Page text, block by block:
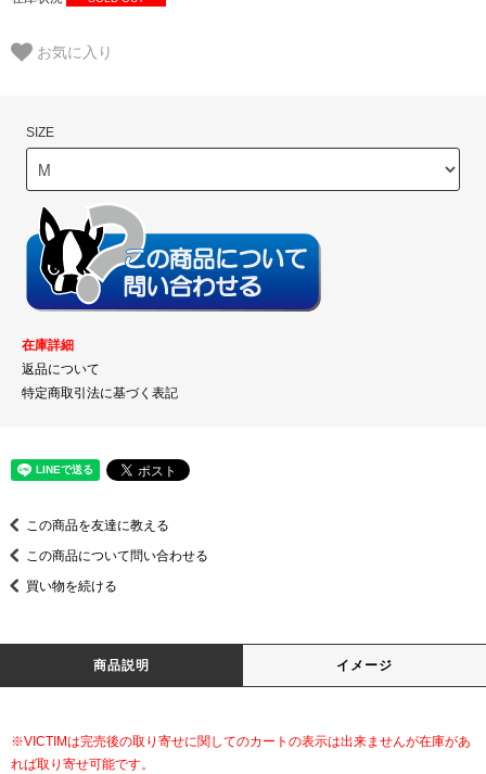
お気に入り
SIZE
在庫詳細
返品について
特定商取引法に基づく表記
この商品を友達に教える
この商品について問い合わせる
買い物を続ける
商品説明 イメージ
※VICTIMは完売後の取り寄せに関してのカートの表示は出来ませんが在庫があ
れば取り寄せ可能です。